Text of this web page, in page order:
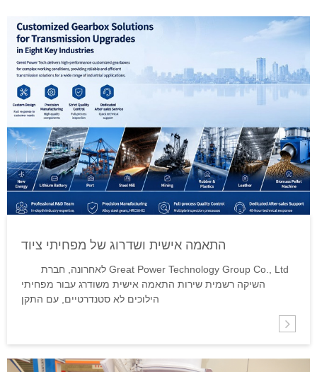
התאמה אישית ושדרוג של מפחיתי ציוד
לא-סטנדרטיים
לאחרונה, חברת Great Power Technology Group Co., Ltd
השיקה רשמית שירות התאמה אישית משודרג עבור מפחיתי
הילוכים לא סטנדרטיים, עם התקן